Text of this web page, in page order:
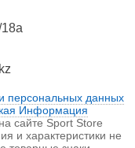
персональных данных
Информация
сайте Sport Store
и характеристики не